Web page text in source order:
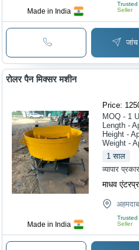
Made in India
Trusted
Seller
Made in India
रोलर पैन मिक्सर मशीन
Price:
MOQ - 1
Length -
Height -
Weight -
1 साल
व्यापार
माधव
Trusted
Seller